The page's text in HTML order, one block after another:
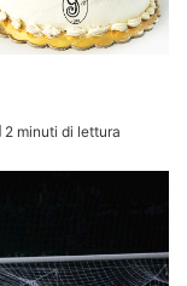
2 minuti di lettura